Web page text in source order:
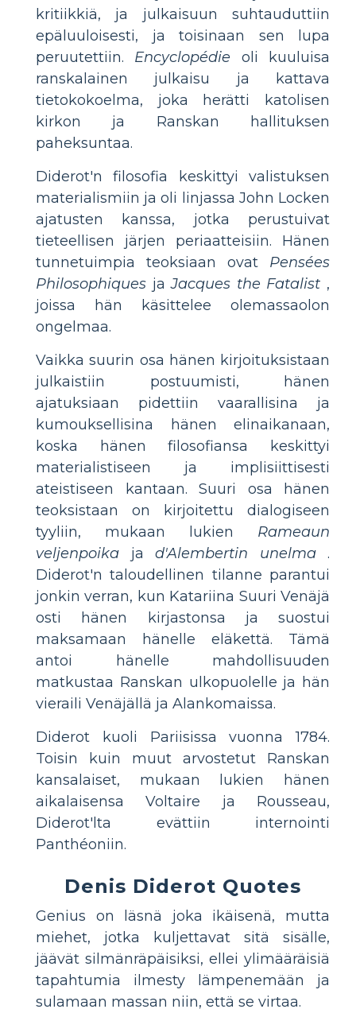
kritiikkiä, ja julkaisuun suhtauduttiin
epäluuloisesti, ja toisinaan sen lupa
peruutettiin. Encyclopédie oli kuuluisa
ranskalainen julkaisu ja kattava
tietokokoelma, joka herätti katolisen
kirkon ja Ranskan hallituksen
paheksuntaa.
Diderot'n filosofia keskittyi valistuksen
materialismiin ja oli linjassa John Locken
ajatusten kanssa, jotka perustuivat
tieteellisen järjen periaatteisiin. Hänen
tunnetuimpia teoksiaan ovat Pensées
Philosophiques jaJacques the Fatalist ,
joissa hän käsittelee olemassaolon
ongelmaa.
Vaikka suurin osa hänen kirjoituksistaan
julkaistiin postuumisti, hänen
ajatuksiaan pidettiin vaarallisina ja
kumouksellisina hänen elinaikanaan,
koska hänen filosofiansa keskittyi
materialistiseen ja implisiittisesti
ateistiseen kantaan. Suuri osa hänen
teoksistaan on kirjoitettu dialogiseen
tyyliin, mukaan lukien Rameaun
veljenpoika ja d'Alembertin unelma.
Diderot'n taloudellinen tilanne parantui
jonkin verran, kun Katariina Suuri Venäjä
osti hänen kirjastonsa ja suostui
maksamaan hänelle eläkettä. Tämä
antoi hänelle mahdollisuuden
matkustaa Ranskan ulkopuolelle ja hän
vieraili Venäjällä ja Alankomaissa.
Diderot kuoli Pariisissa vuonna 1784.
Toisin kuin muut arvostetut Ranskan
kansalaiset, mukaan lukien hänen
aikalaisensa Voltaire ja Rousseau,
Diderot'lta evättiin internointi
Panthéoniin.
Denis Diderot Quotes
Genius on läsnä joka ikäisenä, mutta
miehet, jotka kuljettavat sitä sisälle,
jäävät silmänräpäisiksi, ellei ylimääräisiä
tapahtumia ilmesty lämpenemään ja
sulamaan massan niin, että se virtaa.